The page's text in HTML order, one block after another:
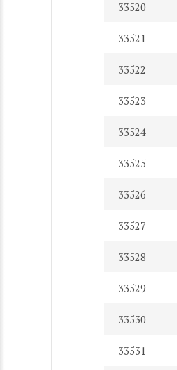
33520
33521
33522
33523
33524
33525
33526
33527
33528
33529
33530
33531